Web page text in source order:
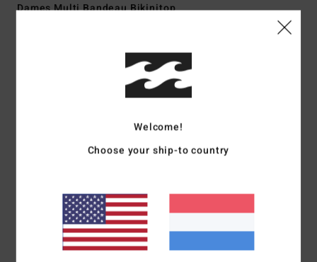
Dames Multi Bandeau Bikinitop
Tides Terry-collectie
Bandeau
geleverd in een tasje
Vulling:verwijderbare pads
Bedekking:Mini bedekking
Sluiting:S-haakje in het midden op de rug
Welcome!
Choose your ship-to country